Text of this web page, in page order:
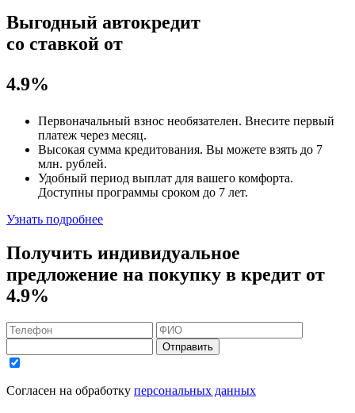
Выгодный автокредит
со ставкой от
4.9%
Первоначальный взнос необязателен. Внесите первый
платеж через месяц.
Высокая сумма кредитования. Вы можете взять до 7
млн. рублей.
Удобный период выплат для вашего комфорта.
Доступны программы сроком до 7 лет.
Узнать подробнее
Получить индивидуальное
предложение на покупку в кредит от
4.9%
Отправить
Согласен на обработку персональных данных